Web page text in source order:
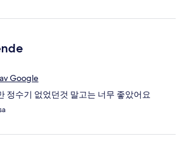
Google
정수기 없었던것 말고는 너무 좋았어요